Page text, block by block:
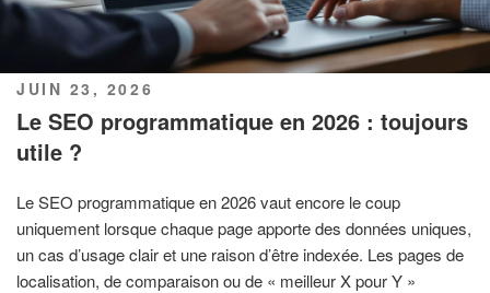
PUBLIÉ
LE
JUIN 23, 2026
Le SEO programmatique en 2026 : toujours
utile ?
Le SEO programmatique en 2026 vaut encore le coup
uniquement lorsque chaque page apporte des données uniques,
un cas d’usage clair et une raison d’être indexée. Les pages de
localisation, de comparaison ou de « meilleur X pour Y »